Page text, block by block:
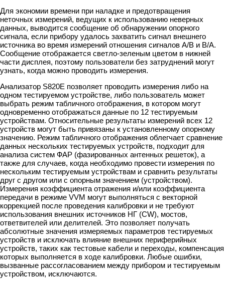
Для экономии времени при наладке и предотвращения
неточных измерений, ведущих к использованию неверных
данных, выводится сообщение об обнаружении опорного
сигнала, если прибору удалось захватить сигнал внешнего
источника во время измерений отношения сигналов A/B и B/A.
Сообщение отображается светло-зеленым цветом в нижней
части дисплея, поэтому пользователи без затруднений могут
узнать, когда можно проводить измерения.
Анализатор S820E позволяет проводить измерения либо на
одном тестируемом устройстве, либо пользователь может
выбрать режим табличного отображения, в котором могут
одновременно отображаться данные по 12 тестируемым
устройствам. Относительные результаты измерений всех 12
устройств могут быть привязаны к установленному опорному
значению. Режим табличного отображения облегчает сравнение
данных нескольких тестируемых устройств, подходит для
анализа систем ФАР (фазированных антенных решеток), а
также для случаев, когда необходимо провести измерения по
нескольким тестируемым устройствам и сравнить результаты
друг с другом или с опорным значением (устройством).
Измерения коэффициента отражения и/или коэффициента
передачи в режиме VVM могут выполняться с векторной
коррекцией после проведения калибровки и не требуют
использования внешних источников НГ (CW), мостов,
ответвителей или делителей. Это позволяет получать
абсолютные значения измеряемых параметров тестируемых
устройств и исключать влияние внешних периферийных
устройств, таких как тестовые кабели и переходы, компенсация
которых выполняется в ходе калибровки. Любые ошибки,
вызванные рассогласованием между прибором и тестируемым
устройством, исключаются.